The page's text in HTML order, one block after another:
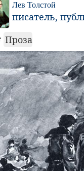
Лев Толстой
писатель,
Проза